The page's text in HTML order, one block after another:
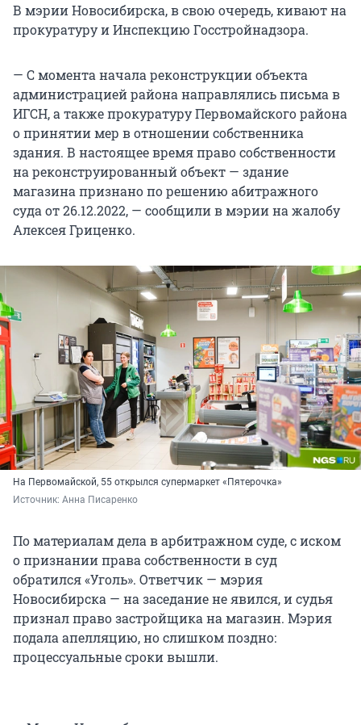
В мэрии Новосибирска, в свою очередь, кивают на
прокуратуру и Инспекцию Госстройнадзора.
— С момента начала реконструкции объекта
администрацией района направлялись письма в
ИГСН, а также прокуратуру Первомайского района
о принятии мер в отношении собственника
здания. В настоящее время право собственности
на реконструированный объект — здание
магазина признано по решению абитражного
суда от 26.12.2022, — сообщили в мэрии на жалобу
Алексея Гриценко.
На Первомайской, 55 открылся супермаркет «Пятерочка»
Источник: Анна Писаренко
По материалам дела в арбитражном суде, с иском
о признании права собственности в суд
обратился «Уголь». Ответчик — мэрия
Новосибирска — на заседание не явился, и судья
признал право застройщика на магазин. Мэрия
подала апелляцию, но слишком поздно:
процессуальные сроки вышли.